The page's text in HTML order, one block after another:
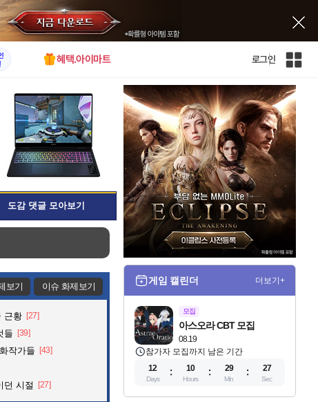
혜택.아이마트 로그인
인
전
체
사
이
트
맵
도감 댓글 모아보기
보기 이슈 화제보기
근황 [27]
들 [39]
작가들 [43]
던 시절 [27]
게임 캘린더 더보기+
모집
08.19
아스오라 CBT 모집
참가자 모집까지 남은 기간
12
Days
10
Hours
29
Min
26
Sec